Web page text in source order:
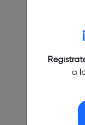
a